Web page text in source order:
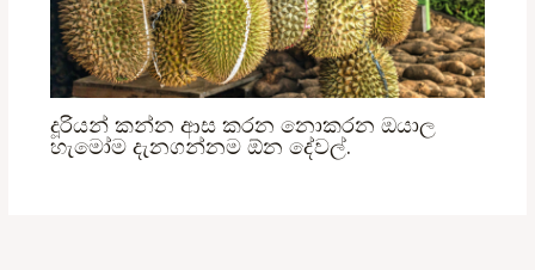
දූරියන් කන්න ආස කරන නොකරන ඔයාල
හැමෝම දැනගන්නම ඕන දේවල්.